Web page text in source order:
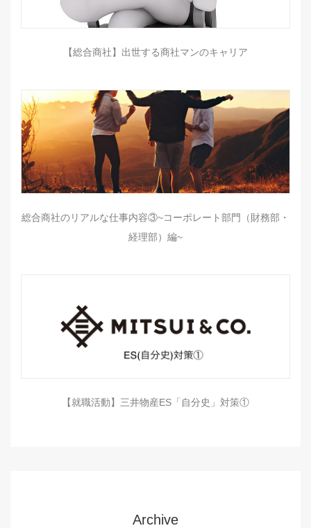
【総合商社】出世する商社マンのキャリア
総合商社のリアルな仕事内容③~コーポレート部門（財務部・
経理部）編~
【就職活動】三井物産ES「自分史」対策①
Archive